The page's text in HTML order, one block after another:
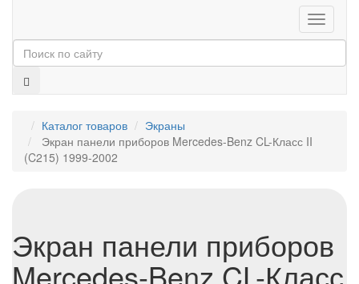
Меню
Каталог товаров
Экраны
Экран панели приборов Mercedes-Benz CL-Класс II
(C215) 1999-2002
Экран панели приборов